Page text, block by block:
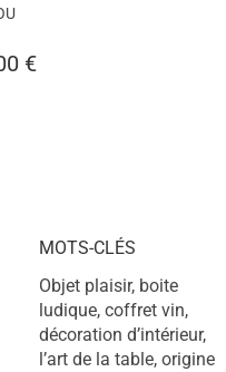
€
MOTS-CLÉS
Objet plaisir, boite
ludique, coffret vin,
décoration d’intérieur,
l’art de la table, origine